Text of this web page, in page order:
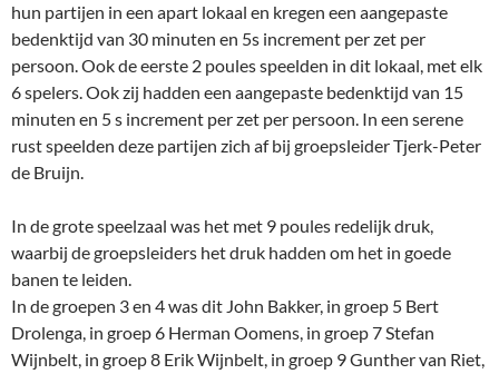
hun partijen in een apart lokaal en kregen een aangepaste
bedenktijd van 30 minuten en 5s increment per zet per
persoon. Ook de eerste 2 poules speelden in dit lokaal, met elk
6 spelers. Ook zij hadden een aangepaste bedenktijd van 15
minuten en 5 s increment per zet per persoon. In een serene
rust speelden deze partijen zich af bij groepsleider Tjerk-Peter
de Bruijn.
In de grote speelzaal was het met 9 poules redelijk druk,
waarbij de groepsleiders het druk hadden om het in goede
banen te leiden.
In de groepen 3 en 4 was dit John Bakker, in groep 5 Bert
Drolenga, in groep 6 Herman Oomens, in groep 7 Stefan
Wijnbelt, in groep 8 Erik Wijnbelt, in groep 9 Gunther van Riet,